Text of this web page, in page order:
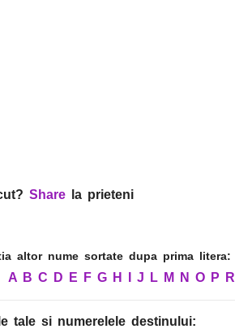
Share la prieteni
altor nume sortate dupa prima litera:
A B C D E F G H J L M N O P R
tale si numerelele destinului: